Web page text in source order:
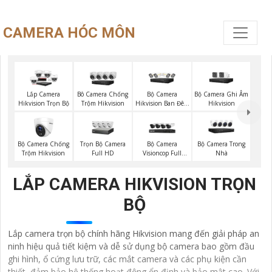
CAMERA HÓC MÔN
Lắp Camera
Hikvision Trọn Bộ
Bô Camera Chống
Trộm Hikvision
Bộ Camera
Hikvision Ban Đêm
Bộ Camera Ghi Âm
Hikvision
Bộ Camera Chống
Trộm Hikvision
Trọn Bộ Camera
Full HD
Bộ Camera
Visioncop Full
Bộ Camera Trong
Nhà
LẮP CAMERA HIKVISION TRỌN
BỘ
Lắp camera trọn bộ chính hãng Hikvision mang đến giải pháp an
ninh hiệu quả tiết kiệm và dễ sử dụng bộ camera bao gồm đầu
ghi hình, ổ cứng lưu trữ, các mắt camera và các phụ kiện cần